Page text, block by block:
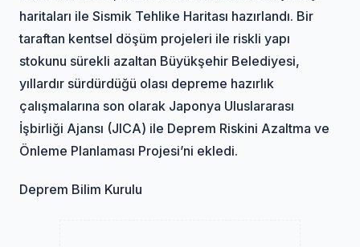
haritaları ile Sismik Tehlike Haritası hazırlandı. Bir
taraftan kentsel döşüm projeleri ile riskli yapı
stokunu sürekli azaltan Büyükşehir Belediyesi,
yıllardır sürdürdüğü olası depreme hazırlık
çalışmalarına son olarak Japonya Uluslararası
İşbirliği Ajansı (JICA) ile Deprem Riskini Azaltma ve
Önleme Planlaması Projesi’ni ekledi.
Deprem Bilim Kurulu